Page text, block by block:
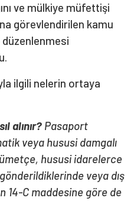
ve mülkiye müfettişi
görevlendirilen kamu
ilgili nelerin ortaya
alınır? Pasaport
veya hususi damgalı
hususi idarelerce
veya dış
14-C maddesine göre de